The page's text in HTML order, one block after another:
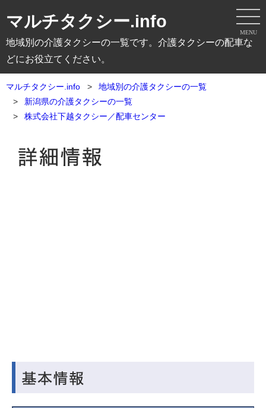
MENU
マルチタクシー.info
地域別の介護タクシーの一覧です。介護タクシーの配車な
どにお役立てください。
マルチタクシー.info
地域別の介護タクシーの一覧
新潟県の介護タクシーの一覧
株式会社下越タクシー／配車センター